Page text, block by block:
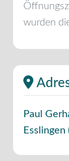
wurden
Paul
Esslingen